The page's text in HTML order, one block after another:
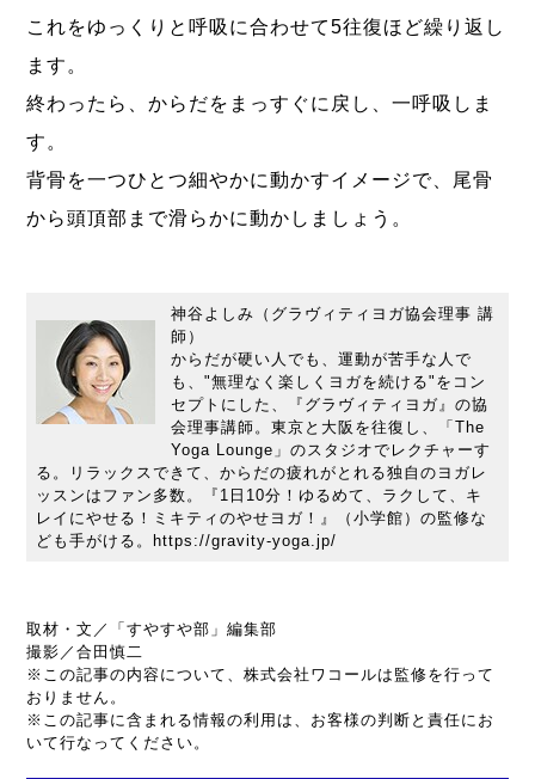
これをゆっくりと呼吸に合わせて5往復ほど繰り返し
ます。
終わったら、からだをまっすぐに戻し、一呼吸しま
す。
背骨を一つひとつ細やかに動かすイメージで、尾骨
から頭頂部まで滑らかに動かしましょう。
神谷よしみ（グラヴィティヨガ協会理事 講
師）
からだが硬い人でも、運動が苦手な人で
も、"無理なく楽しくヨガを続ける"をコン
セプトにした、『グラヴィティヨガ』の協
会理事講師。東京と大阪を往復し、「The
Yoga Lounge」のスタジオでレクチャーす
る。リラックスできて、からだの疲れがとれる独自のヨガレ
ッスンはファン多数。『1日10分！ゆるめて、ラクして、キ
レイにやせる！ミキティのやせヨガ！』（小学館）の監修な
ども手がける。https://gravity-yoga.jp/
取材・文／「すやすや部」編集部
撮影／合田慎二
※この記事の内容について、株式会社ワコールは監修を行って
おりません。
※この記事に含まれる情報の利用は、お客様の判断と責任にお
いて行なってください。